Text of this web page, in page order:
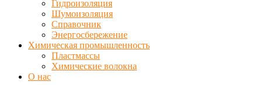
Гидроизоляция
Шумоизоляция
Справочник
Энергосбережение
Химическая промышленность
Пластмассы
Химические волокна
О нас